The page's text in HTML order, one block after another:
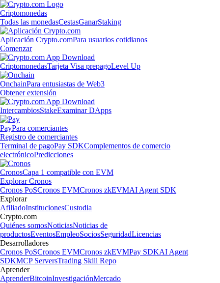
Criptomonedas
Todas las monedasCestasGanarStaking
Aplicación Crypto.comPara usuarios cotidianos
Comenzar
CriptomonedasTarjeta Visa prepagoLevel Up
OnchainPara entusiastas de Web3
Obtener extensión
IntercambiosStakeExaminar DApps
PayPara comerciantes
Registro de comerciantes
Terminal de pagoPay SDKComplementos de comercio
electrónicoPredicciones
CronosCapa 1 compatible con EVM
Explorar Cronos
Cronos PoSCronos EVMCronos zkEVMAI Agent SDK
Explorar
AfiliadoInstitucionesCustodia
Crypto.com
Quiénes somosNoticiasNoticias de
productosEventosEmpleoSociosSeguridadLicencias
Desarrolladores
Cronos PoSCronos EVMCronos zkEVMPay SDKAI Agent
SDKMCP ServersTrading Skill Repo
Aprender
AprenderBitcoinInvestigaciónMercado